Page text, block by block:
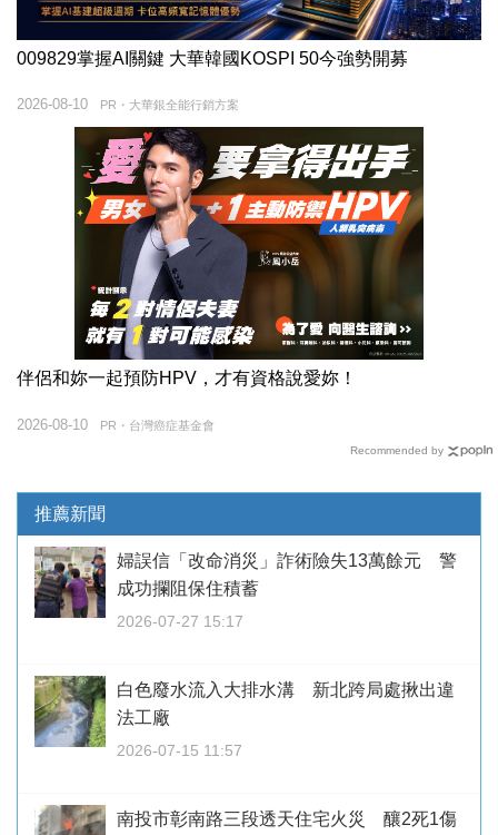
009829掌握AI關鍵 大華韓國KOSPI 50今強勢開募
PR・大華銀全能行銷方案
2026-08-10
伴侶和妳一起預防HPV，才有資格說愛妳！
PR・台灣癌症基金會
2026-08-10
Recommended by
推薦新聞
婦誤信「改命消災」詐術險失13萬餘元 警
成功攔阻保住積蓄
2026-07-27 15:17
白色廢水流入大排水溝 新北跨局處揪出違
法工廠
2026-07-15 11:57
南投市彰南路三段透天住宅火災 釀2死1傷